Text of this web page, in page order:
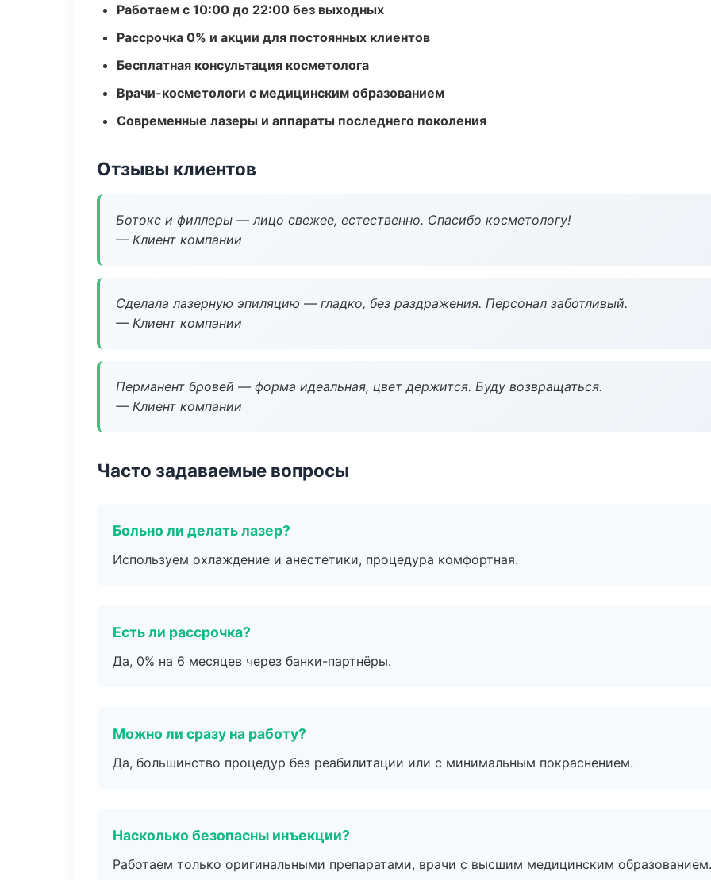
Работаем с 10:00 до 22:00 без выходных
Рассрочка 0% и акции для постоянных клиентов
Бесплатная консультация косметолога
Врачи-косметологи с медицинским образованием
Современные лазеры и аппараты последнего поколения
Отзывы клиентов
Ботокс и филлеры — лицо свежее, естественно. Спасибо косметологу!
— Клиент компании
Сделала лазерную эпиляцию — гладко, без раздражения. Персонал заботливый.
— Клиент компании
Перманент бровей — форма идеальная, цвет держится. Буду возвращаться.
— Клиент компании
Часто задаваемые вопросы
Больно ли делать лазер?
Используем охлаждение и анестетики, процедура комфортная.
Есть ли рассрочка?
Да, 0% на 6 месяцев через банки-партнёры.
Можно ли сразу на работу?
Да, большинство процедур без реабилитации или с минимальным покраснением.
Насколько безопасны инъекции?
Работаем только оригинальными препаратами, врачи с высшим медицинским образованием.